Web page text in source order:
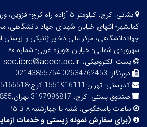
نشانی:
کرج: کیلومتر ۵ آزاده راه کرج-
کمالشهر- انتهای خیابان شهدای جهاد
جهاددانشگاهی، مرکز ملی ذخایر ژنتیکی و زیستی
سهروردی شمالی- خیابان هویزه غربی- شماره ۸۰
پست الکترونیکی:
دورنگار: 02634762453 02143855754
کدپستی: تهران:1551916111 کرج:3365166518
صندوق پستی: کرج: 3197996817 تهران:15855-161
ساعات پاسخگویی: شنبه تا چهارشنبه ۸ تا ۱۵
(برای سفارش نمونه زیستی و خدمات